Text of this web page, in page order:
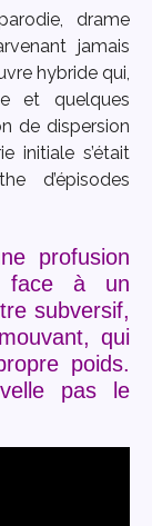
drame
jamais
hybride qui,
et quelques
de dispersion
initiale s’était
d’épisodes
profusion
face à un
subversif,
qui
poids.
pas le